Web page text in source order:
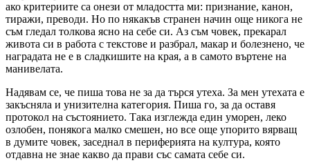
ако критериите са онези от младостта ми: признание, канон,
тиражи, преводи. Но по някакъв странен начин още никога не
съм гледал толкова ясно на себе си. Аз съм човек, прекарал
живота си в работа с текстове и разбрал, макар и болезнено, че
наградата не е в сладкишите на края, а в самото въртене на
манивелата.
Надявам се, че пиша това не за да търся утеха. За мен утехата е
закъсняла и унизителна категория. Пиша го, за да оставя
протокол на състоянието. Така изглежда един уморен, леко
озлобен, понякога малко смешен, но все още упорито вярващ
в думите човек, заседнал в периферията на култура, която
отдавна не знае какво да прави със самата себе си.